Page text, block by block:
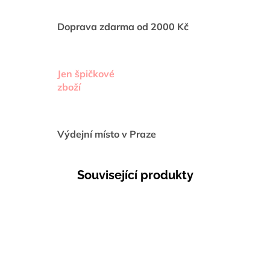
Doprava zdarma od 2000 Kč
Jen špičkové
zboží
Výdejní místo v Praze
Související produkty